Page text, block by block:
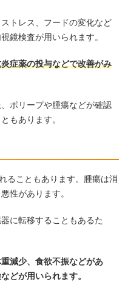
トレス、フードの変化など
鏡検査が用いられます。
症薬の投与などで改善がみ
ポリープや腫瘍などが確認
もあります。
ることもあります。腫瘍は消
性があります。
に転移することもあるた
減少、食欲不振などがあ
どが用いられます。